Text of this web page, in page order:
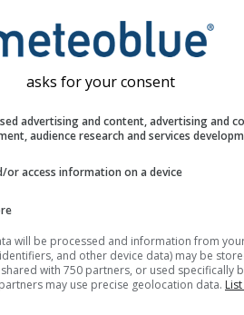
Прогноза је креирана
„ансамбл“ модела.
се више пролаза модела
параметрима како би се
прецизније проценила
предвидивост прогнозе.
Још метеоролошких
asks for your consent
advertising and content, advertising and
audience research and services
or access information on a device
will be processed and information from
and other device data) may be
with 750 partners, or used specifically
may use precise geolocation data.